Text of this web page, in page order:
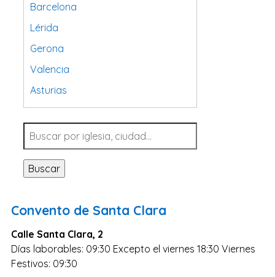
Barcelona
Lérida
Gerona
Valencia
Asturias
Tarragona
Navarra
Valladolid
Sevilla
Santa Cruz de Tenerife
Cantabria
Islas Baleares
Buscar
Convento de Santa Clara
Calle Santa Clara, 2
Días laborables: 09:30 Excepto el viernes 18:30 Viernes
Festivos: 09:30